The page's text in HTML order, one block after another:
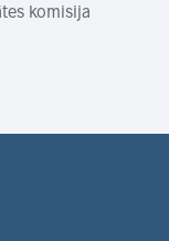
komisija